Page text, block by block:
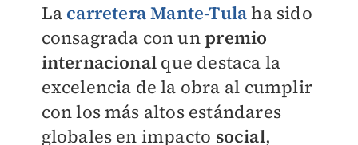
La carretera Mante-Tulaha sido
consagrada con unpremio
internacional que destaca la
excelencia de la obra al cumplir
con los más altos estándares
globales en impacto social,